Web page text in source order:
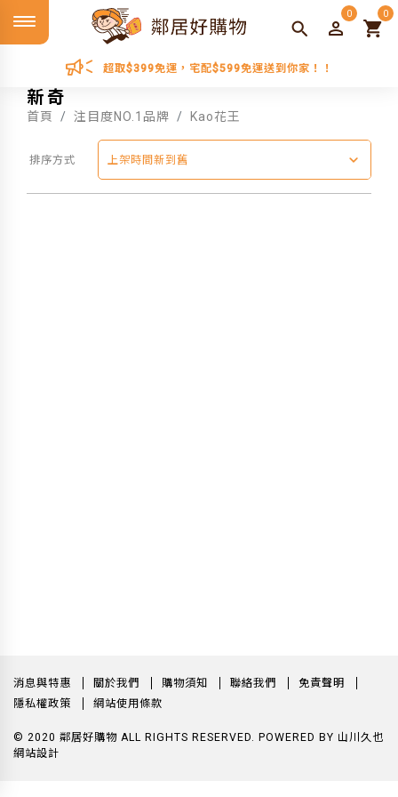
超取$399免運，宅配$599免運送到你家！！
0 0
新奇
首頁 注目度NO.1品牌 Kao花王
排序方式 上架時間新到舊
消息與特惠 關於我們 購物須知 聯絡我們
免責聲明
隱私權政策
網站使用條款
© 2020 鄰居好購物 ALL RIGHTS RESERVED. POWERED BY 山川久也
網站設計